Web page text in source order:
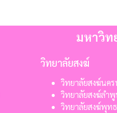
มหาวิท
วิทยาลัยสงฆ์
วิทยาลัยสงฆ์นค
วิทยาลัยสงฆ์ลำ
วิทยาลัยสงฆ์พุท